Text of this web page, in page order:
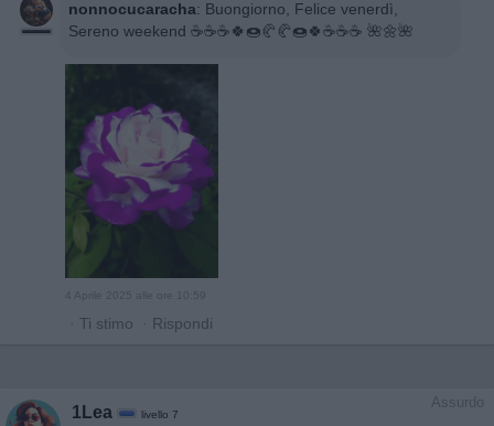
nonnocucaracha: Buongiorno, Felice venerdì,
Sereno weekend ☕☕☕🍀🍩🥐🥐🍩🍀☕☕☕ 🌺🌼🌺
4 Aprile 2025 alle ore 10:59
· Ti stimo · Rispondi
Assurdo
1Lea livello 7